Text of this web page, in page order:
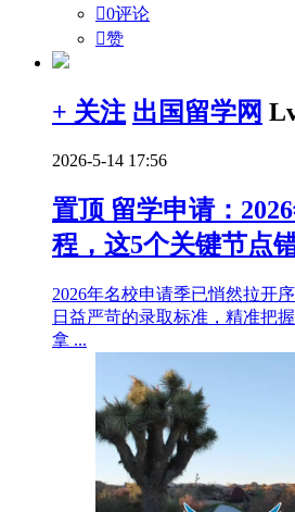
0评论
赞
+ 关注 出国留学网
2026-5-14 17:56
置顶 留学申请：
程，这5个关键节点
2026年名校申请季已悄然拉开
日益严苛的录取标准，精准把
拿 ...